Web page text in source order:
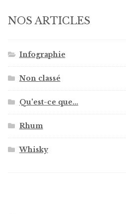
NOS ARTICLES
Infographie
Non classé
Qu'est-ce que…
Rhum
Whisky